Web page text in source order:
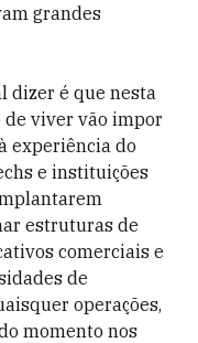
grandes
dizer é que nesta
de viver vão impor
experiência do
e instituições
estruturas de
comerciais e
de
operações,
momento nos